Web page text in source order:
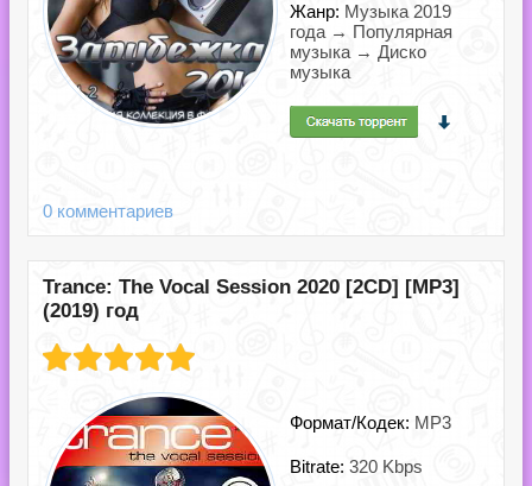
Жанр: Музыка 2019
года → Популярная
музыка → Диско
музыка
0 комментариев
Trance: The Vocal Session 2020 [2CD] [MP3]
(2019) год
Формат/Кодек: MP3
Bitrate: 320 Kbps